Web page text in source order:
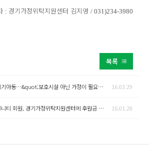
: 경기가정위탁지원센터 김지영 / 031)234-3980
목록
버림받은 위기아동…&quot;보호시설 아닌 가정이 필요해요&quot;(연합뉴스) 16.03.29
안시모 커뮤니티 회원, 경기가정위탁지원센터에 후원금 전달(경기일보) 16.01.28